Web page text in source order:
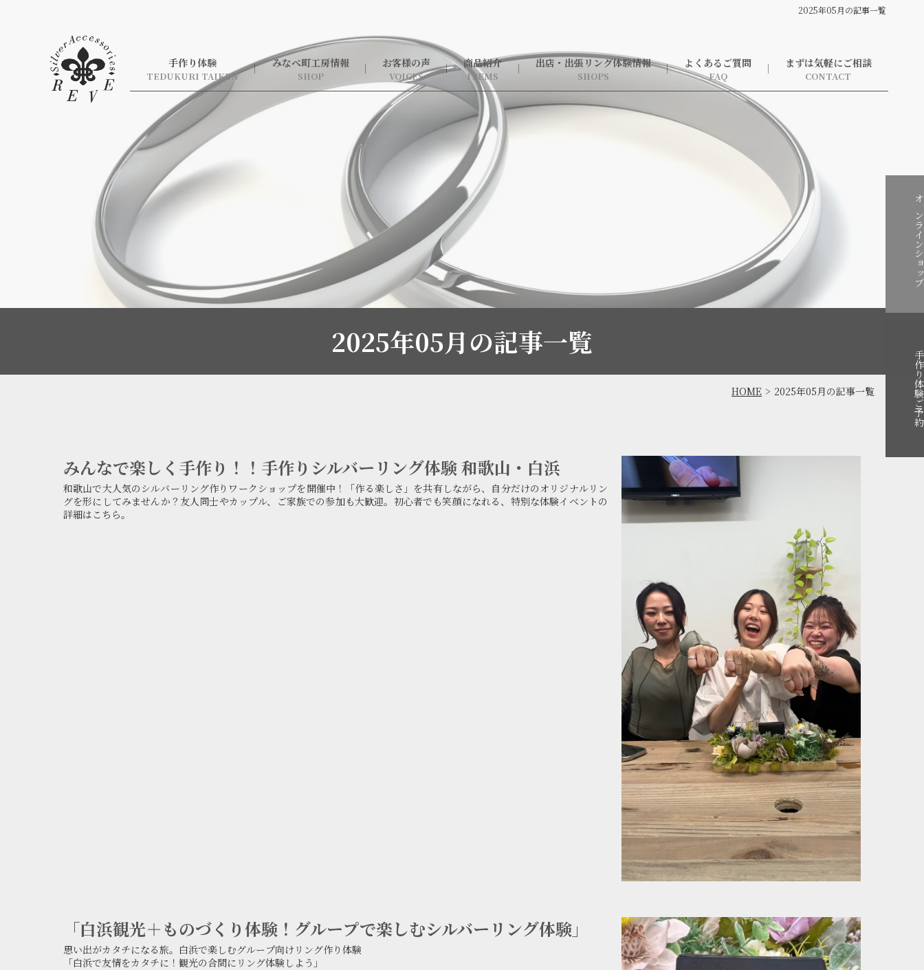
2025年05月の記事一覧
オンラ
手作り
手作り体験 みなべ町工房情報 お客様の声 商品紹介 出店・出張リング体験情報 よくあるご質問 まずは気軽にご相談
2025年05月の記事一覧
HOME 2025年05月の記事一覧
みんなで楽しく手作り！！手作りシルバーリング体験 和歌山・白浜
和歌山で大人気のシルバーリング作りワークショップを開催中！「作る楽しさ」を共有しながら、自分だけのオリジナルリン
グを形にしてみませんか？友人同士やカップル、ご家族での参加も大歓迎。初心者でも笑顔になれる、特別な体験イベントの
詳細はこちら。
「白浜観光＋ものづくり体験！グループで楽しむシルバーリング体験」
思い出がカタチになる旅。白浜で楽しむグループ向けリング作り体験
「白浜で友情をカタチに！観光の合間にリング体験しよう」